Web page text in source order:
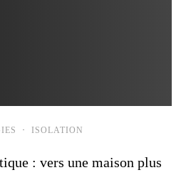
· ISOLATION
: vers une maison plus